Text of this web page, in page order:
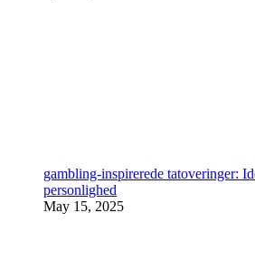
gambling-inspirerede tatoveringer:
personlighed
May 15, 2025